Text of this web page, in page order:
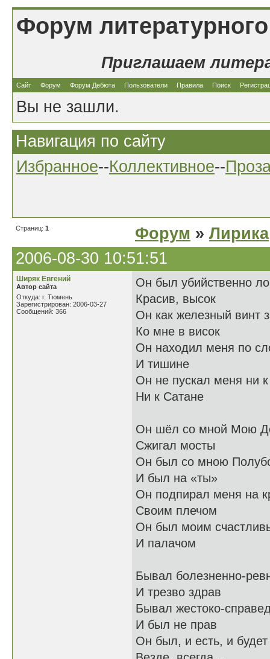
Форум
Приглашаем
Сайт Форум Форум Дебюта Пользователи Правила Поиск
Вы не зашли.
Навигация по сайту
Избранное--Коллективное--
Страниц: 1 Форум » Лирика
2006-08-30 10:51:51
Ширяк Евгений
Автор сайта
Откуда: г. Тюмень
Зарегистрирован: 2006-03-27
Сообщений: 366
Он был убийственно
Красив, высок
Он как железный винт
Ко мне в висок
Он находил меня по
И тишине
Он не пускал меня ни к
Ни к Сатане
Он шёл со мной Мою
Сжигал мосты
Он был со мною
И был на «ты»
Он подпирал меня на
Своим плечом
Он был моим
И палачом
Бывал болезненно-
И трезво здрав
Бывал жестоко-
И был не прав
Он был, и есть, и